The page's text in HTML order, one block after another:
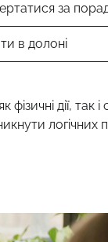
за
в долоні
дії, так і
логічних